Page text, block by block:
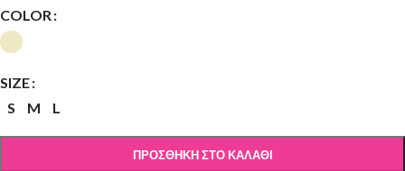
COLOR
SIZE
S
M L
ΠΡΟΣΘΉΚΗ ΣΤΟ ΚΑΛΆΘΙ